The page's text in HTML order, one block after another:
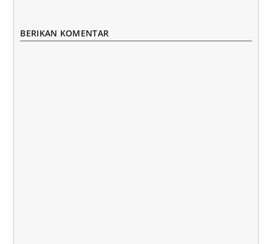
BERIKAN KOMENTAR